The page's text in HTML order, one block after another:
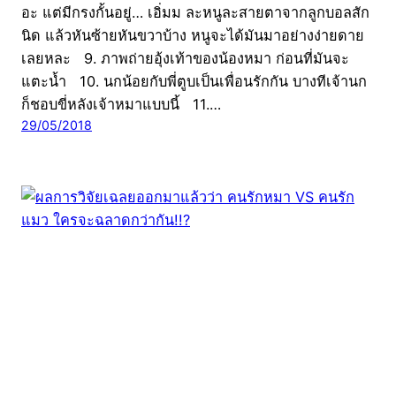
อะ แต่มีกรงกั้นอยู่… เอิ่มม ละหนูละสายตาจากลูกบอลสัก
นิด แล้วหันซ้ายหันขวาบ้าง หนูจะได้มันมาอย่างง่ายดาย
เลยหละ 9. ภาพถ่ายอุ้งเท้าของน้องหมา ก่อนที่มันจะ
แตะน้ำ 10. นกน้อยกับพี่ตูบเป็นเพื่อนรักกัน บางทีเจ้านก
ก็ชอบขี่หลังเจ้าหมาแบบนี้ 11.…
29/05/2018